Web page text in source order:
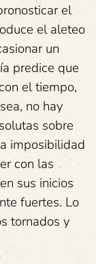
el
el aleteo
un
predice que
el tiempo,
no hay
sobre
imposibilidad
con las
sus inicios
fuertes. Lo
tornados y